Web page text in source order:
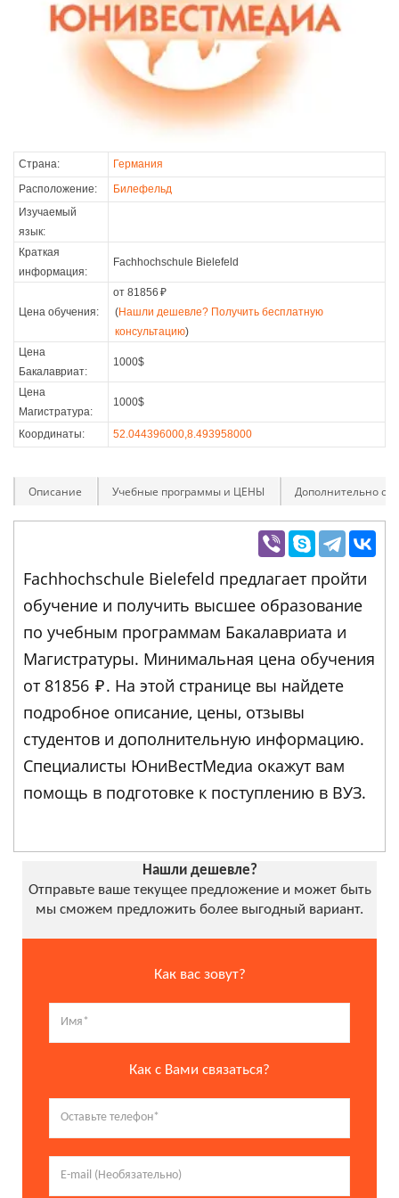
Страна:
Германия
Расположение:
Билефельд
Изучаемый
язык:
Краткая
информация:
Fachhochschule Bielefeld
Цена обучения:
от 81856 ₽
(Нашли дешевле? Получить бесплатную
консультацию)
Цена
Бакалавриат:
1000$
Цена
Магистратура:
1000$
Координаты: 52.044396000,8.493958000
Описание Учебные программы и ЦЕНЫ Дополнительно
Fachhochschule Bielefeld предлагает пройти
обучение и получить высшее образование
по учебным программам Бакалавриата и
Магистратуры. Минимальная цена обучения
от 81856 ₽. На этой странице вы найдете
подробное описание, цены, отзывы
студентов и дополнительную информацию.
Специалисты ЮниВестМедиа окажут вам
помощь в подготовке к поступлению в ВУЗ.
Нашли дешевле?
Отправьте ваше текущее предложение и может быть
мы сможем предложить более выгодный вариант.
Как вас зовут?
Как с Вами связаться?